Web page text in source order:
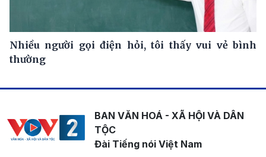
Nhiều người gọi điện hỏi, tôi thấy vui vẻ bình
thường
BAN VĂN HOÁ - XÃ HỘI VÀ DÂN
TỘC
Đài Tiếng nói Việt Nam